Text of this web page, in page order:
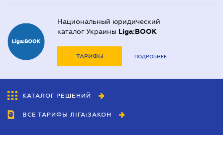
Национальный юридический
каталог Украины Liga:BOOK
ТАРИФЫ ПОДРОБНЕЕ
КАТАЛОГ РЕШЕНИЙ
ВСЕ ТАРИФЫ ЛІГА:ЗАКОН